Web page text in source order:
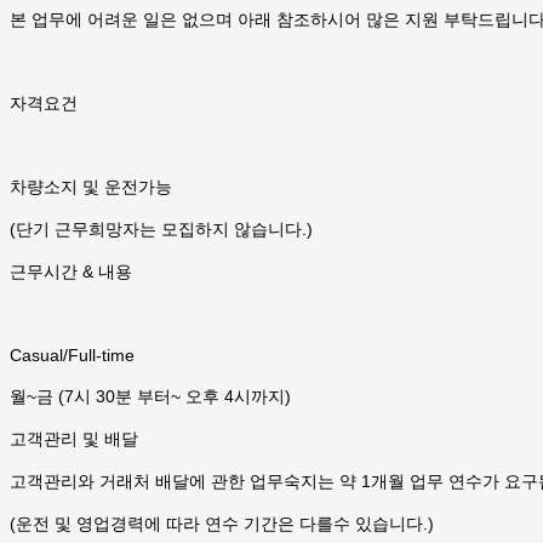
본 업무에 어려운 일은 없으며 아래 참조하시어 많은 지원 부탁드립니
자격요건
차량소지 및 운전가능
(단기 근무희망자는 모집하지 않습니다.)
근무시간 & 내용
Casual/Full-time
월~금 (7시 30분 부터~ 오후 4시까지)
고객관리 및 배달
고객관리와 거래처 배달에 관한 업무숙지는 약 1개월 업무 연수가 요구
(운전 및 영업경력에 따라 연수 기간은 다를수 있습니다.)